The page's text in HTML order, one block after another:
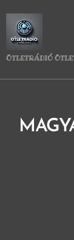
ÖTLETRÁDIÓ